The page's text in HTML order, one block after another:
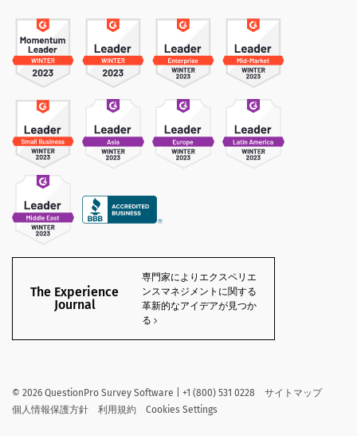
The Experience
Journal
専門家によりエクスペリエ
ンスマネジメントに関する
革新的なアイデアが見つか
る
© 2026 QuestionPro Survey Software | +1 (800) 531 0228
サイトマップ
個人情報保護方針
利用規約 Cookies Settings